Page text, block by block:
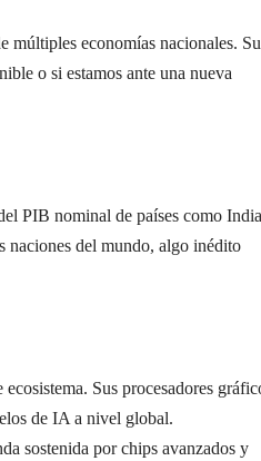
múltiples economías nacionales. Su
o si estamos ante una nueva
PIB nominal de países como
naciones del mundo, algo inédito
Sus procesadores
de IA a nivel global.
sostenida por chips avanzados y